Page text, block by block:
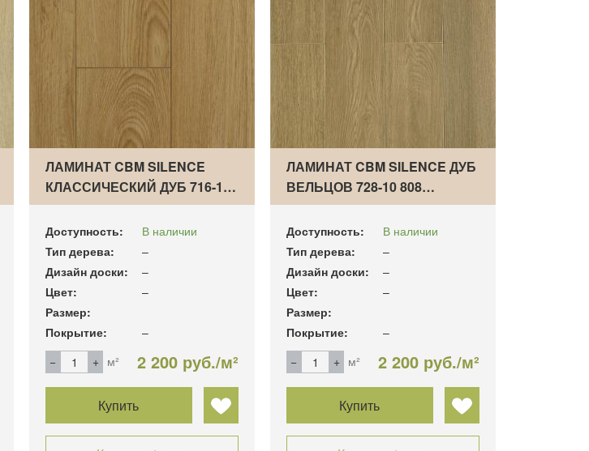
ЛАМИНАТ CBM SILENCE
КЛАССИЧЕСКИЙ ДУБ 716-1…
Доступность:
В наличии
Тип дерева:
–
Дизайн доски:
–
Цвет:
–
Размер:
Покрытие:
–
м²
2 200 руб./м²
Купить
ЛАМИНАТ CBM SILENCE ДУБ
ВЕЛЬЦОВ 728-10 808…
Доступность:
В наличии
Тип дерева:
–
Дизайн доски:
–
Цвет:
–
Размер:
Покрытие:
–
м²
2 200 руб./м²
Купить